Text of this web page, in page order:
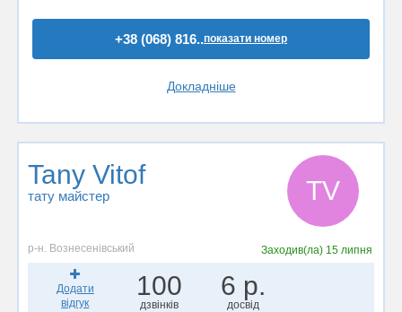
+38 (068) 816..показати номер
Докладніше
Tany Vitof
тату майстер TV
р-н. Вознесенівський Заходив(ла) 15 липня
Додати
відгук
100
дзвінків
6 р.
досвід